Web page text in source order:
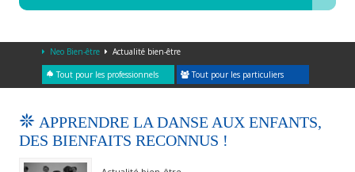
Neo Bien-être Actualité bien-être
Tout pour les professionnels Tout pour les particuliers
APPRENDRE LA DANSE AUX ENFANTS,
DES BIENFAITS RECONNUS !